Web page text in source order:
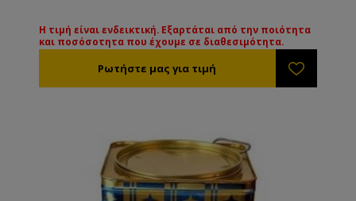
Η τιμή είναι ενδεικτική. Εξαρτάται από την ποιότητα
και ποσόσοτητα που έχουμε σε διαθεσιμότητα.